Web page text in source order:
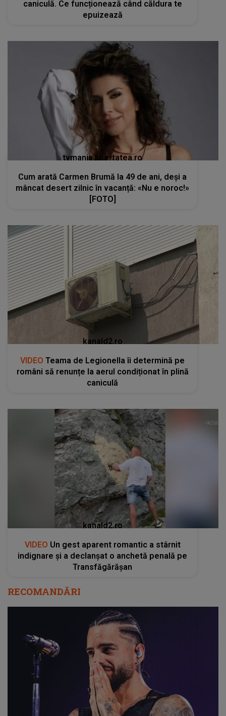
caniculă. Ce funcționează când căldura te
epuizează
tvmania.libertatea.ro
Cum arată Carmen Brumă la 49 de ani, deși a
mâncat desert zilnic în vacanță: «Nu e noroc!»
[FOTO]
kanald2.ro
VIDEO Teama de Legionella îi determină pe
români să renunțe la aerul condiționat în plină
caniculă
kanald2.ro
VIDEO Un gest aparent romantic a stârnit
indignare și a declanșat o anchetă penală pe
Transfăgărășan
RECOMANDĂRI